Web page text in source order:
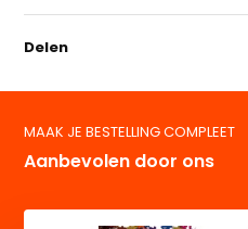
Delen
MAAK JE BESTELLING COMPLEET
Aanbevolen door ons